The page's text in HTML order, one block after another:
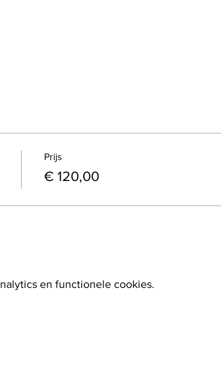
Prijs
€ 120,00
en functionele cookies.